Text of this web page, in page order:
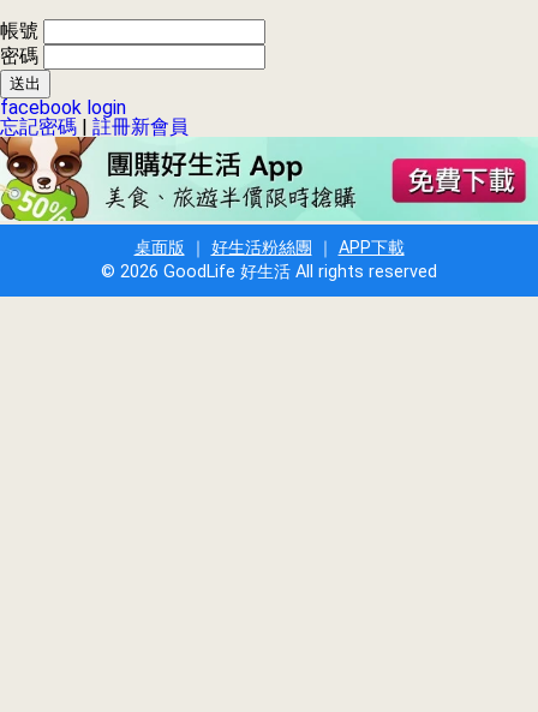
帳號
密碼
facebook login
忘記密碼 | 註冊新會員
桌面版 ｜ 好生活粉絲團 ｜ APP下載
© 2026 GoodLife 好生活 All rights reserved